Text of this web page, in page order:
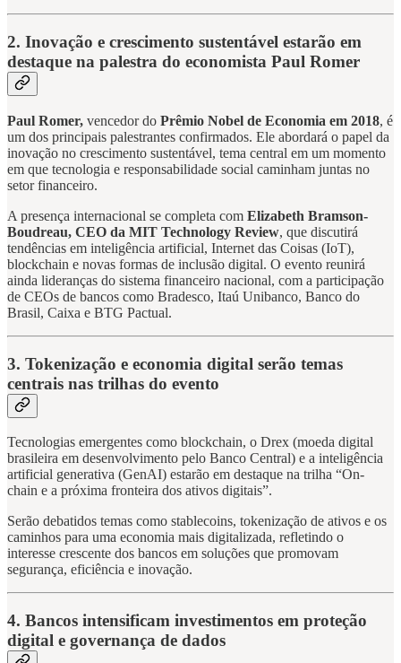
2. Inovação e crescimento sustentável estarão em
destaque na palestra do economista Paul Romer
Paul Romer, vencedor do Prêmio Nobel de Economia em 2018, é
um dos principais palestrantes confirmados. Ele abordará o papel da
inovação no crescimento sustentável, tema central em um momento
em que tecnologia e responsabilidade social caminham juntas no
setor financeiro.
A presença internacional se completa com Elizabeth Bramson-
Boudreau, CEO da MIT Technology Review, que discutirá
tendências em inteligência artificial, Internet das Coisas (IoT),
blockchain e novas formas de inclusão digital. O evento reunirá
ainda lideranças do sistema financeiro nacional, com a participação
de CEOs de bancos como Bradesco, Itaú Unibanco, Banco do
Brasil, Caixa e BTG Pactual.
3. Tokenização e economia digital serão temas
centrais nas trilhas do evento
Tecnologias emergentes como blockchain, o Drex (moeda digital
brasileira em desenvolvimento pelo Banco Central) e a inteligência
artificial generativa (GenAI) estarão em destaque na trilha “On-
chain e a próxima fronteira dos ativos digitais”.
Serão debatidos temas como stablecoins, tokenização de ativos e os
caminhos para uma economia mais digitalizada, refletindo o
interesse crescente dos bancos em soluções que promovam
segurança, eficiência e inovação.
4. Bancos intensificam investimentos em proteção
digital e governança de dados